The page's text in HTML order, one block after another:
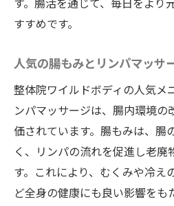
すすめです。
人気の腸もみとリンパマッサ
整体院ワイルドボディの人気メ
ンパマッサージは、腸内環境
価されています。腸もみは、腸
く、リンパの流れを促進し老廃
す。これにより、むくみや冷え
ど全身の健康にも良い影響をも